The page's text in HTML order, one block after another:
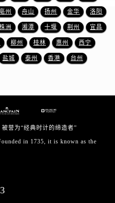
上海市黄浦区南京东路299号宏伊国际广场写字楼8层806室宝珀售后服务中心（需提前预约）
上海市徐汇区虹桥路3号港汇中心2座37层3705室宝珀售后服务中心（需提前预约）
浙江省杭州市上城区钱江路1366号华润大厦A座5层503-5室宝珀售后服务中心（需提前预约）
浙江省湖州市吴兴区劳动路宝珀售后服务中心（需提前预约）
浙江省舟山市定海区解放东路宝珀售后服务中心（需提前预约）
州 舟山 扬州 金华 洛阳
洲 湘潭 十堰 荆州 宜昌
柳州 桂林 惠州 西宁
盐城 泰州 香港 台州
誉为“经典时计的缔造者”
in 1735, it is known as the